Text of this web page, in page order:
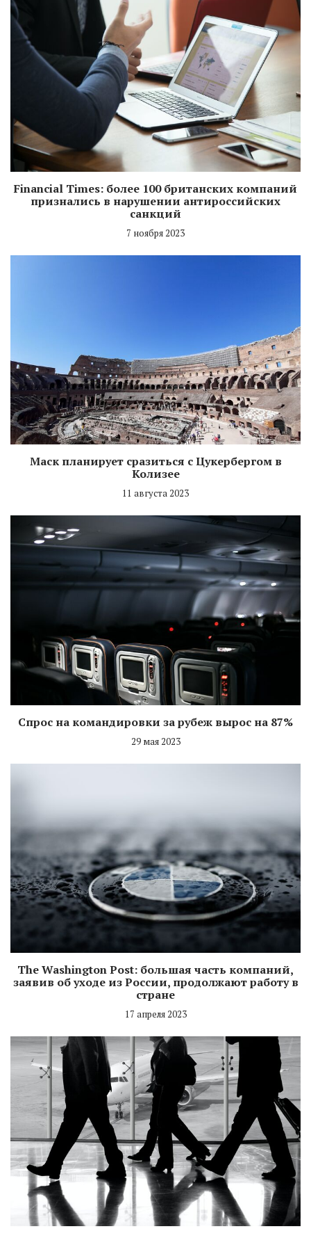
Financial Times: более 100 британских компаний
признались в нарушении антироссийских
санкций
7 ноября 2023
Маск планирует сразиться с Цукербергом в
Колизее
11 августа 2023
Спрос на командировки за рубеж вырос на 87%
29 мая 2023
The Washington Post: большая часть компаний,
заявив об уходе из России, продолжают работу в
стране
17 апреля 2023